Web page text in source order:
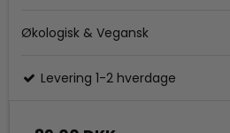
Økologisk & Vegansk
Levering 1-2 hverdage